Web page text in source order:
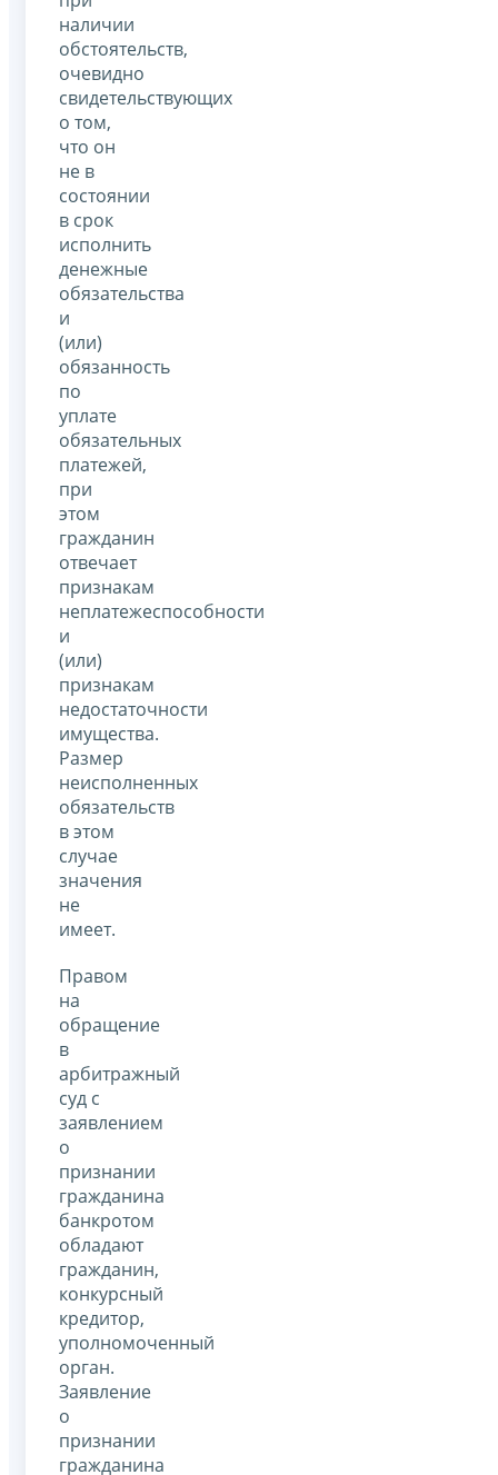
наличии
обстоятельств,
очевидно
свидетельствующих
о том,
что он
не в
состоянии
в срок
исполнить
денежные
обязательства
и
(или)
обязанность
по
уплате
обязательных
платежей,
при
этом
гражданин
отвечает
признакам
неплатежеспособности
и
(или)
признакам
недостаточности
имущества.
Размер
неисполненных
обязательств
в этом
случае
значения
не
имеет.
Правом
на
обращение
в
арбитражный
суд с
заявлением
о
признании
гражданина
банкротом
обладают
гражданин,
конкурсный
кредитор,
уполномоченный
орган.
Заявление
о
признании
гражданина